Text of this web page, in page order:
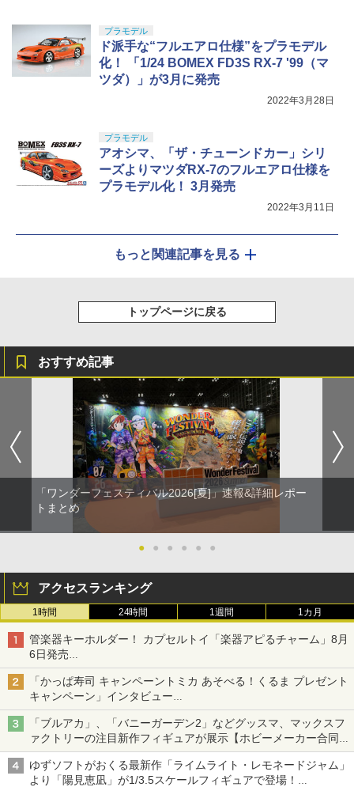
プラモデル
ド派手な“フルエアロ仕様”をプラモデル
化！ 「1/24 BOMEX FD3S RX-7 '99（マ
ツダ）」が3月に発売
2022年3月28日
プラモデル
アオシマ、「ザ・チューンドカー」シリ
ーズよりマツダRX-7のフルエアロ仕様を
プラモデル化！ 3月発売
2022年3月11日
もっと関連記事を見る
トップページに戻る
おすすめ記事
「ワンダーフェスティバル2026[夏]」速報&詳細レポー
トまとめ
● ● ● ● ● ●
アクセスランキング
1時間 24時間 1週間 1カ月
管楽器キーホルダー！ カプセルトイ「楽器アピるチャーム」8月
6日発売
チューバ、テナサクなど5種各3色
「かっぱ寿司 キャンペーントミカ あそべる！くるま プレゼント
キャンペーン」インタビュー
子どもが楽しめるかっぱ寿司ならではの体験とコラボの楽しさを
追求
「ブルアカ」、「バニーガーデン2」などグッスマ、マックスフ
ァクトリーの注目新作フィギュアが展示【ホビーメーカー合同展
示会】
ゆずソフトがおくる最新作「ライムライト・レモネードジャム」
より「陽見恵凪」が1/3.5スケールフィギュアで登場！